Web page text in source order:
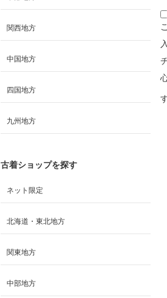
関西地方
中国地方
四国地方
九州地方
古着ショップを探す
ネット限定
北海道・東北地方
関東地方
中部地方